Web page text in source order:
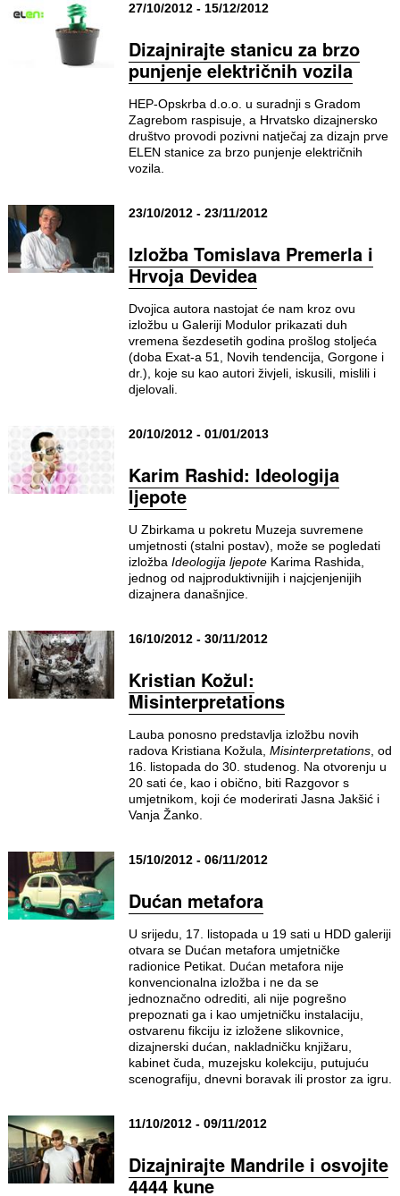
27/10/2012 - 15/12/2012
Dizajnirajte stanicu za brzo
punjenje električnih vozila
HEP-Opskrba d.o.o. u suradnji s Gradom
Zagrebom raspisuje, a Hrvatsko dizajnersko
društvo provodi pozivni natječaj za dizajn prve
ELEN stanice za brzo punjenje električnih
vozila.
23/10/2012 - 23/11/2012
Izložba Tomislava Premerla i
Hrvoja Devidea
Dvojica autora nastojat će nam kroz ovu
izložbu u Galeriji Modulor prikazati duh
vremena šezdesetih godina prošlog stoljeća
(doba Exat-a 51, Novih tendencija, Gorgone i
dr.), koje su kao autori živjeli, iskusili, mislili i
djelovali.
20/10/2012 - 01/01/2013
Karim Rashid: Ideologija
ljepote
U Zbirkama u pokretu Muzeja suvremene
umjetnosti (stalni postav), može se pogledati
izložba Ideologija ljepoteKarima Rashida,
jednog od najproduktivnijih i najcjenjenijih
dizajnera današnjice.
16/10/2012 - 30/11/2012
Kristian Kožul:
Misinterpretations
Lauba ponosno predstavlja izložbu novih
radova Kristiana Kožula, Misinterpretations, od
16. listopada do 30. studenog. Na otvorenju u
20 sati će, kao i obično, biti Razgovor s
umjetnikom, koji će moderirati Jasna Jakšić i
Vanja Žanko.
15/10/2012 - 06/11/2012
Dućan metafora
U srijedu, 17. listopada u 19 sati u HDD galeriji
otvara se Dućan metafora umjetničke
radionice Petikat. Dućan metafora nije
konvencionalna izložba i ne da se
jednoznačno odrediti, ali nije pogrešno
prepoznati ga i kao umjetničku instalaciju,
ostvarenu fikciju iz izložene slikovnice,
dizajnerski dućan, nakladničku knjižaru,
kabinet čuda, muzejsku kolekciju, putujuću
scenografiju, dnevni boravak ili prostor za igru.
11/10/2012 - 09/11/2012
Dizajnirajte Mandrile i osvojite
4444 kune